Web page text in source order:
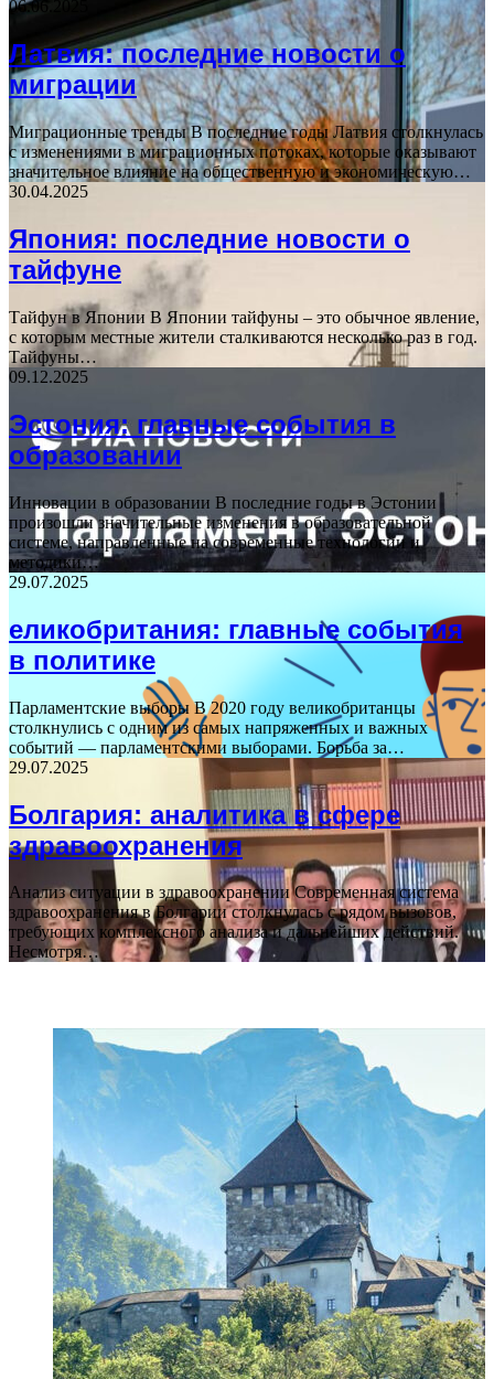
06.06.2025
Латвия: последние новости о
миграции
Миграционные тренды В последние годы Латвия столкнулась
с изменениями в миграционных потоках, которые оказывают
значительное влияние на общественную и экономическую…
30.04.2025
Япония: последние новости о
тайфуне
Тайфун в Японии В Японии тайфуны – это обычное явление,
с которым местные жители сталкиваются несколько раз в год.
Тайфуны…
09.12.2025
Эстония: главные события в
образовании
Инновации в образовании В последние годы в Эстонии
произошли значительные изменения в образовательной
системе, направленные на современные технологии и
методики…
29.07.2025
еликобритания: главные события
в политике
Парламентские выборы В 2020 году великобританцы
столкнулись с одним из самых напряженных и важных
событий — парламентскими выборами. Борьба за…
29.07.2025
Болгария: аналитика в сфере
здравоохранения
Анализ ситуации в здравоохранении Современная система
здравоохранения в Болгарии столкнулась с рядом вызовов,
требующих комплексного анализа и дальнейших действий.
Несмотря…